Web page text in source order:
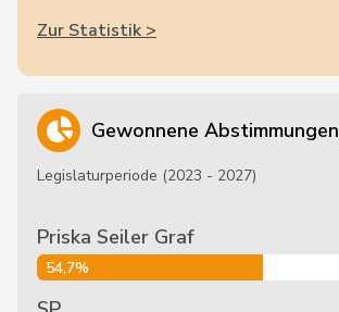
Zur Statistik >
Gewonnene Abstimmungen
Legislaturperiode (2023 - 2027)
Priska Seiler Graf
54,7%